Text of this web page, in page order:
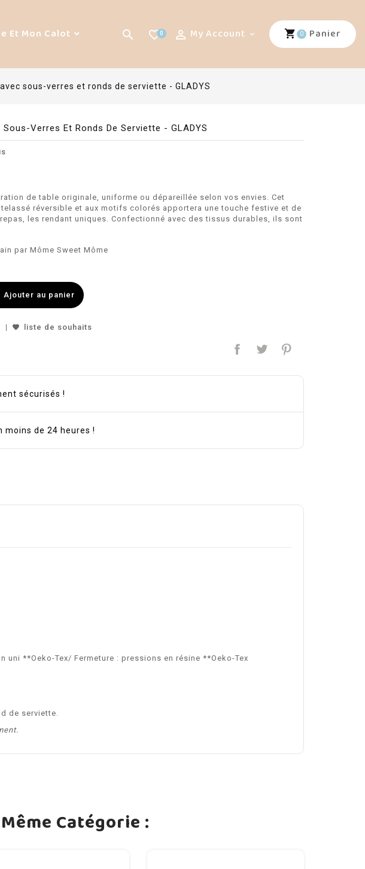
Panier
0
 My Account 
favorite_border0

Et Mon Calot
sous-verres et ronds de serviette - GLADYS
Verres Et Ronds De Serviette - GLADYS
de table originale, uniforme ou dépareillée selon vos envies. Cet
réversible et aux motifs colorés apportera une touche festive et de
les rendant uniques. Confectionné avec des tissus durables, ils sont
par Môme Sweet Môme
Ajouter au panier
liste de souhaits
sécurisés !
moins de 24 heures !
uni **Oeko-Tex/ Fermeture : pressions en résine **Oeko-Tex
de serviette.
Catégorie :